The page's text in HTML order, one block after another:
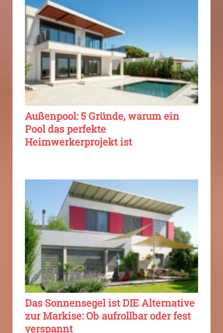
Außenpool: 5 Gründe, warum ein
Pool das perfekte
Heimwerkerprojekt ist
Das Sonnensegel ist DIE Alternative
zur Markise: Ob aufrollbar oder fest
verspannt